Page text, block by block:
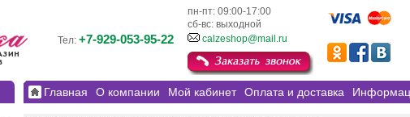
пн-пт: 09:00-17:00
сб-вс: выходной
Тел: +7-929-053-95-22 calzeshop@mail.ru
Главная О компании Мой кабинет Оплата и доставка